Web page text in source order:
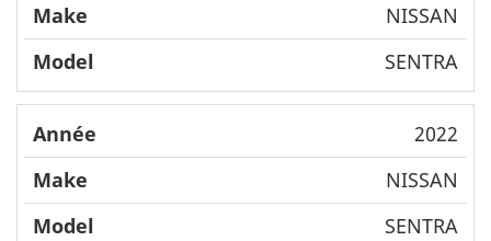
NISSAN
SENTRA
2022
NISSAN
SENTRA